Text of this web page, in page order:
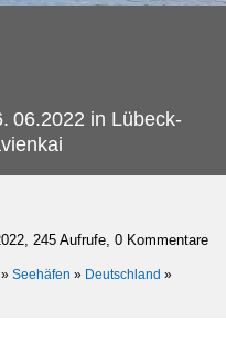
06.2022 in Lübeck-
245 Aufrufe, 0 Kommentare
» Seehäfen » Deutschland »